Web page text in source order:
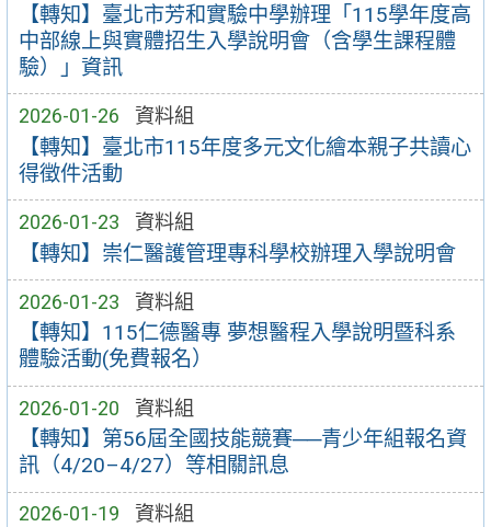
【轉知】臺北市芳和實驗中學辦理「115學年度高
中部線上與實體招生入學說明會（含學生課程體
驗）」資訊
2026-01-26 資料組
【轉知】臺北市115年度多元文化繪本親子共讀心
得徵件活動
2026-01-23 資料組
【轉知】崇仁醫護管理專科學校辦理入學說明會
2026-01-23 資料組
【轉知】115仁德醫專 夢想醫程入學說明暨科系
體驗活動(免費報名）
2026-01-20 資料組
【轉知】第56屆全國技能競賽──青少年組報名資
訊（4/20–4/27）等相關訊息
2026-01-19 資料組